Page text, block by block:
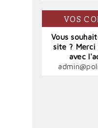
VOS
Vous
site ? Merci
avec